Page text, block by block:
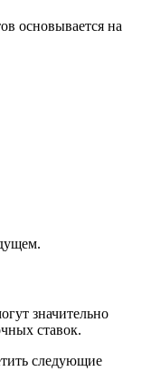
основывается на
значительно
ставок.
следующие